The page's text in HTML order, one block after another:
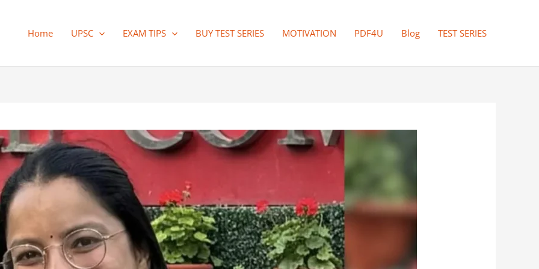
Home UPSC EXAM TIPS BUY TEST SERIES MOTIVATION PDF4U Blog TEST SERIES